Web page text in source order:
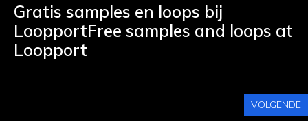
Gratis samples en loops bij
LoopportFree samples and loops at
Loopport
VOLGENDE